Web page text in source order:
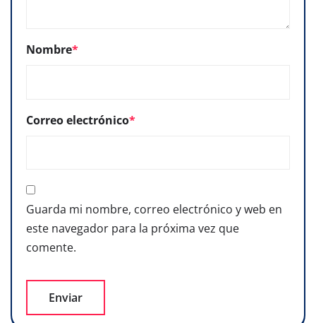
Nombre*
Correo electrónico*
Guarda mi nombre, correo electrónico y web en
este navegador para la próxima vez que
comente.